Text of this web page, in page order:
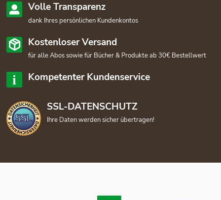
Volle Transparenz
dank Ihres persönlichen Kundenkontos
Kostenloser Versand
für alle Abos sowie für Bücher & Produkte ab 30€ Bestellwert
Kompetenter Kundenservice
SSL-DATENSCHUTZ
Ihre Daten werden sicher übertragen!